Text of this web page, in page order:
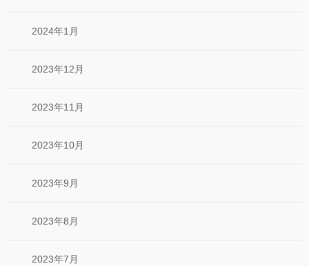
2024年1月
2023年12月
2023年11月
2023年10月
2023年9月
2023年8月
2023年7月